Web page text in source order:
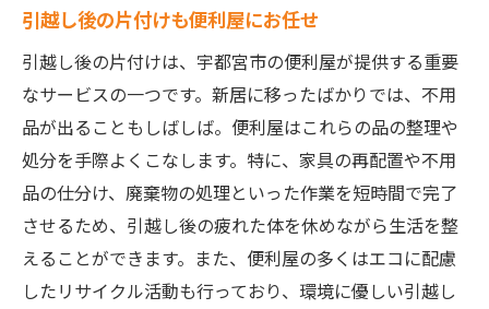
引越し後の片付けも便利屋にお任せ
引越し後の片付けは、宇都宮市の便利屋が提供する重要
なサービスの一つです。新居に移ったばかりでは、不用
品が出ることもしばしば。便利屋はこれらの品の整理や
処分を手際よくこなします。特に、家具の再配置や不用
品の仕分け、廃棄物の処理といった作業を短時間で完了
させるため、引越し後の疲れた体を休めながら生活を整
えることができます。また、便利屋の多くはエコに配慮
したリサイクル活動も行っており、環境に優しい引越し